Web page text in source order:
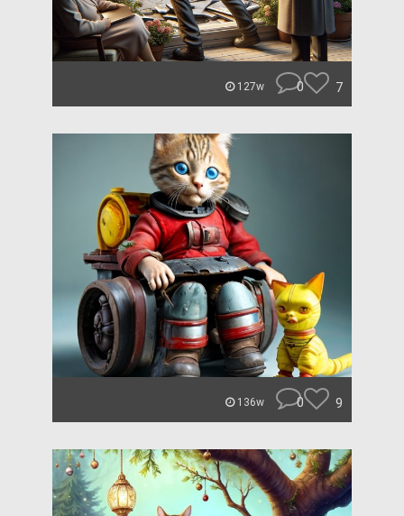
127w 0 7
136w 0 9